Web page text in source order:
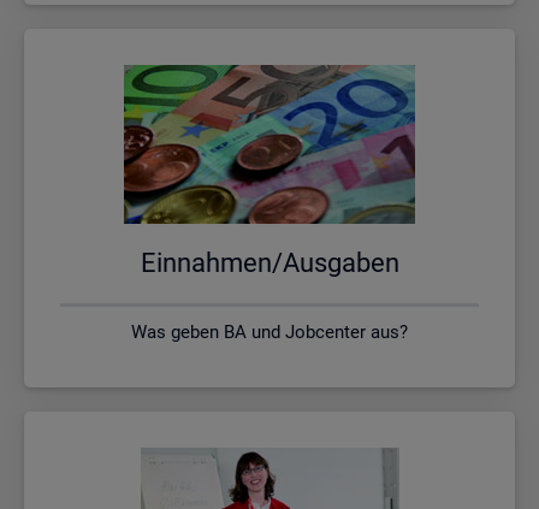
Ein­nah­men/Aus­ga­ben
Was geben BA und Jobcenter aus?